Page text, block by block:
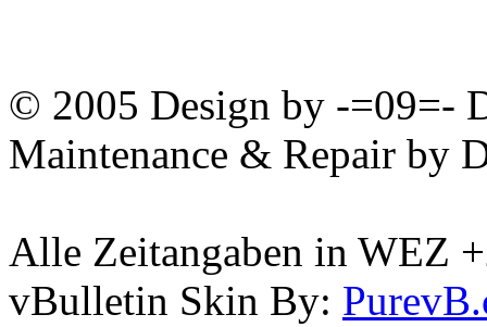
© 2005 Design by -=09=-
Maintenance & Repair by
Alle Zeitangaben in WEZ
vBulletin Skin By: